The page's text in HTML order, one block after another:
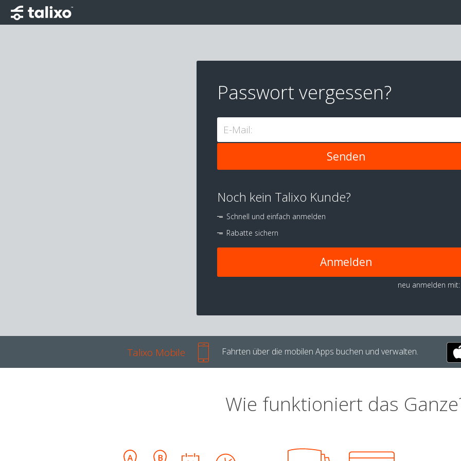
Passwort vergessen?
E-Mail:
Noch kein Talixo Kunde?
Schnell und einfach anmelden
Rabatte sichern
Anmelden
neu anmelden mit:
Talixo Mobile Fahrten über die mobilen Apps buchen und verwalten.
Wie funktioniert das